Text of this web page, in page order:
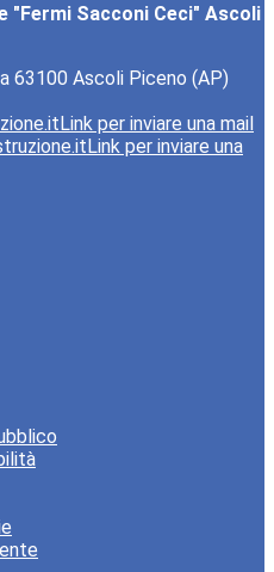
Sacconi Ceci" Ascoli
63100 Ascoli Piceno (AP)
Link per inviare una mail
Link per inviare una